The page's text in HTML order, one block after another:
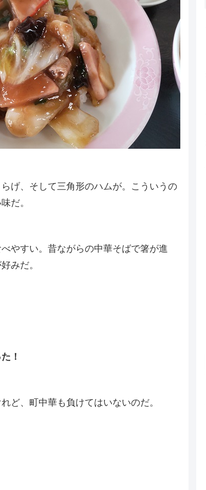
げ、そして三角形のハムが。こういうの
だ。
やすい。昔ながらの中華そばで箸が進
みだ。
！
ど、町中華も負けてはいないのだ。